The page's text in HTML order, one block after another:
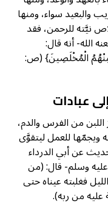
والبعيد سواء، ومنها
نيَّته للرحمن، فقد
الله- أنه قال:
مِنْهُمُ الْمُخْلَصِينَ} (ص:
عبادات
من الفرس والدم،
ويجمّها للعمل ليتقوَّى
عن أبي الدرداء
عليه وسلم- قال: (من
فغلبته عيناه حتى
من ربه).